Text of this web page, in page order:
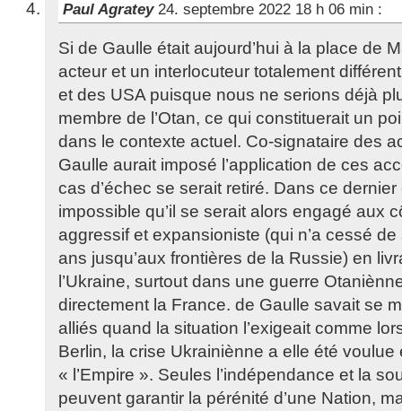
Paul Agratey 24. septembre 2022 18 h 06 min :
Si de Gaulle était aujourd’hui à la place de
acteur et un interlocuteur totalement
et des USA puisque nous ne serions déjà
membre de l’Otan, ce qui constituerait un
dans le contexte actuel. Co-signataire des
Gaulle aurait imposé l’application de ces
cas d’échec se serait retiré. Dans ce
impossible qu’il se serait alors engagé aux
aggressif et expansioniste (qui n’a cessé de
ans jusqu’aux frontières de la Russie) en
l’Ukraine, surtout dans une guerre
directement la France. de Gaulle savait se
alliés quand la situation l’exigeait comme
Berlin, la crise Ukrainiènne a elle été voulue
« l’Empire ». Seules l’indépendance et la
peuvent garantir la pérénité d’une Nation,